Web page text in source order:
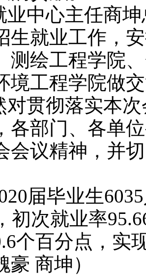
业中心主任商
生就业工作，
测绘工程学院
境工程学院做
对贯彻落实本
各部门、各单
会议精神，并
届毕业生
初次就业率
个百分点，实
商坤）